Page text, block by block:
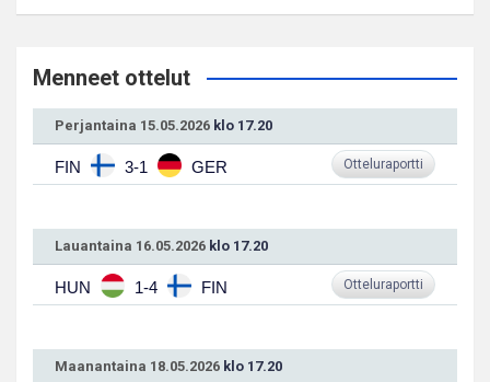
Menneet ottelut
Perjantaina 15.05.2026 klo 17.20
FIN 3-1 GER Otteluraportti
Lauantaina 16.05.2026 klo 17.20
HUN 1-4 FIN Otteluraportti
Maanantaina 18.05.2026 klo 17.20